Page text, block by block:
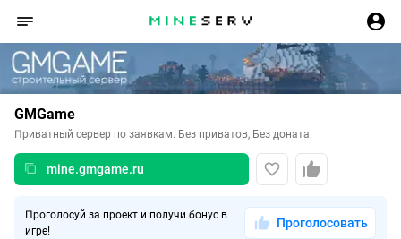
GMGame
Приватный сервер по заявкам. Без приватов, Без доната.
mine.gmgame.ru
Проголосуй за проект и получи бонус в
игре!
Проголосовать